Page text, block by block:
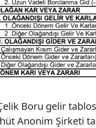
Boru gelir
Anonim Şirketi